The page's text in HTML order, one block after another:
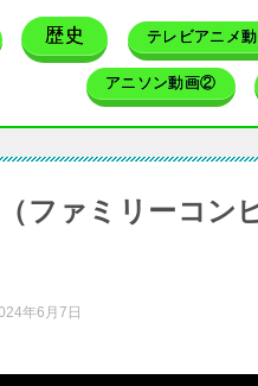
歴史 テレビアニメ
アニソン動画②
ファミリーコン
年6月7日